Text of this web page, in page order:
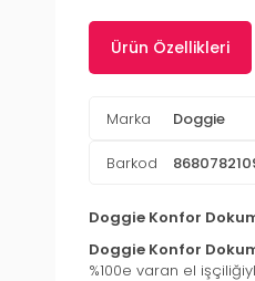
Ürün Özellikleri
Marka Doggie
Barkod
Doggie Konfor
Doggie Konfor
%100e varan el